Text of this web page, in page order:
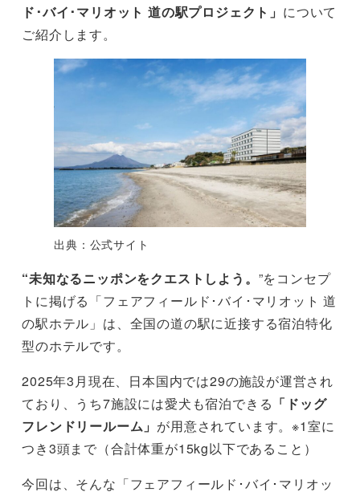
ド･バイ･マリオット 道の駅プロジェクト」 について
ご紹介します。
出典：公式サイト
“未知なるニッポンをクエストしよう。 ”をコンセプ
トに掲げる「フェアフィールド･バイ･マリオット 道
の駅ホテル」は、全国の道の駅に近接する宿泊特化
型のホテルです。
2025年3月現在、日本国内では29の施設が運営され
ており、うち7施設には愛犬も宿泊できる 「ドッグ
フレンドリールーム」 が用意されています。※1室に
つき3頭まで（合計体重が15kg以下であること）
今回は、そんな「フェアフィールド･バイ･マリオッ